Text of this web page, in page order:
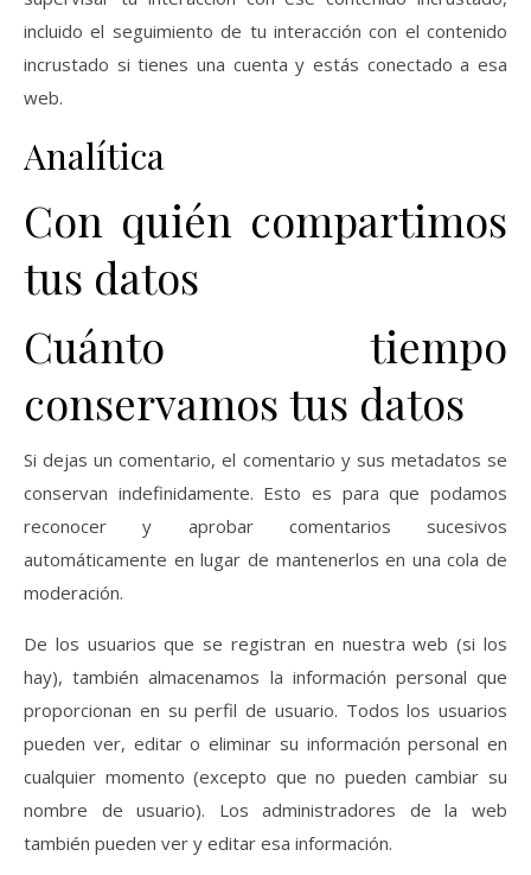
incluido el seguimiento de tu interacción con el contenido
incrustado si tienes una cuenta y estás conectado a esa
web.
Analítica
Con quién compartimos
tus datos
Cuánto tiempo
conservamos tus datos
Si dejas un comentario, el comentario y sus metadatos se
conservan indefinidamente. Esto es para que podamos
reconocer y aprobar comentarios sucesivos
automáticamente en lugar de mantenerlos en una cola de
moderación.
De los usuarios que se registran en nuestra web (si los
hay), también almacenamos la información personal que
proporcionan en su perfil de usuario. Todos los usuarios
pueden ver, editar o eliminar su información personal en
cualquier momento (excepto que no pueden cambiar su
nombre de usuario). Los administradores de la web
también pueden ver y editar esa información.